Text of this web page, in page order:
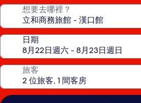
想要去哪裡？
日期
旅客